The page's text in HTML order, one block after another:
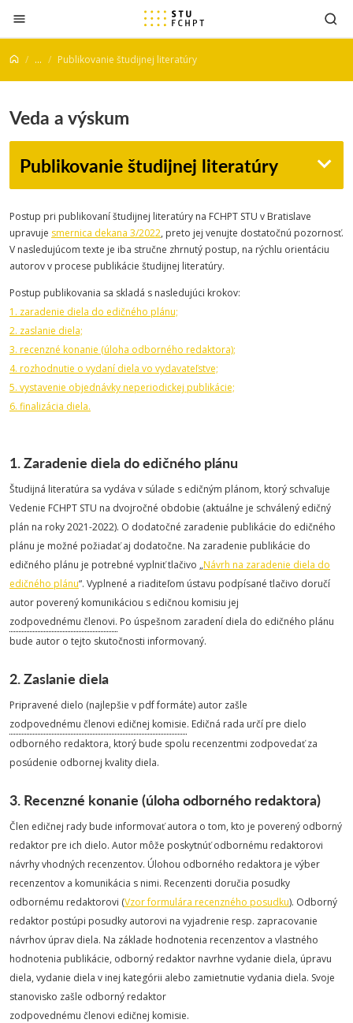
Prejsť na obsah
... Publikovanie študijnej literatúry
Veda a výskum
Publikovanie študijnej literatúry
Postup pri publikovaní študijnej literatúry na FCHPT STU v Bratislave
upravuje smernica dekana 3/2022, preto jej venujte dostatočnú pozornosť.
V nasledujúcom texte je iba stručne zhrnutý postup, na rýchlu orientáciu
autorov v procese publikácie študijnej literatúry.
Postup publikovania sa skladá s nasledujúci krokov:
1. zaradenie diela do edičného plánu;
2. zaslanie diela;
3. recenzné konanie (úloha odborného redaktora);
4. rozhodnutie o vydaní diela vo vydavateľstve;
5. vystavenie objednávky neperiodickej publikácie;
6. finalizácia diela.
1. Zaradenie diela do edičného plánu
Študijná literatúra sa vydáva v súlade s edičným plánom, ktorý schvaľuje
Vedenie FCHPT STU na dvojročné obdobie (aktuálne je schválený edičný
plán na roky 2021-2022). O dodatočné zaradenie publikácie do edičného
plánu je možné požiadať aj dodatočne. Na zaradenie publikácie do
edičného plánu je potrebné vyplniť tlačivo „Návrh na zaradenie diela do
edičného plánu“. Vyplnené a riaditeľom ústavu podpísané tlačivo doručí
autor poverený komunikáciou s edičnou komisiu jej
zodpovednému členovi. Po úspešnom zaradení diela do edičného plánu
bude autor o tejto skutočnosti informovaný.
2. Zaslanie diela
Pripravené dielo (najlepšie v pdf formáte) autor zašle
zodpovednému členovi edičnej komisie. Edičná rada určí pre dielo
odborného redaktora, ktorý bude spolu recenzentmi zodpovedať za
posúdenie odbornej kvality diela.
3. Recenzné konanie (úloha odborného redaktora)
Člen edičnej rady bude informovať autora o tom, kto je poverený odborný
redaktor pre ich dielo. Autor môže poskytnúť odbornému redaktorovi
návrhy vhodných recenzentov. Úlohou odborného redaktora je výber
recenzentov a komunikácia s nimi. Recenzenti doručia posudky
odbornému redaktorovi (Vzor formulára recenzného posudku). Odborný
redaktor postúpi posudky autorovi na vyjadrenie resp. zapracovanie
návrhov úprav diela. Na základe hodnotenia recenzentov a vlastného
hodnotenia publikácie, odborný redaktor navrhne vydanie diela, úpravu
diela, vydanie diela v inej kategórii alebo zamietnutie vydania diela. Svoje
stanovisko zašle odborný redaktor
zodpovednému členovi edičnej komisie.